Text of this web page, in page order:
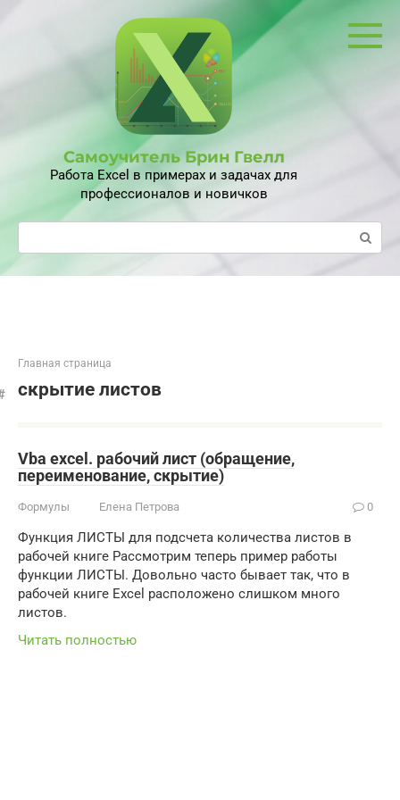
Самоучитель Брин Гвелл
Работа Excel в примерах и задачах для
профессионалов и новичков
Поиск:
Главная страница
скрытие листов
Vba excel. рабочий лист (обращение,
переименование, скрытие)
Формулы Елена Петрова 0
Функция ЛИСТЫ для подсчета количества листов в
рабочей книге Рассмотрим теперь пример работы
функции ЛИСТЫ. Довольно часто бывает так, что в
рабочей книге Excel расположено слишком много
листов.
Читать полностью